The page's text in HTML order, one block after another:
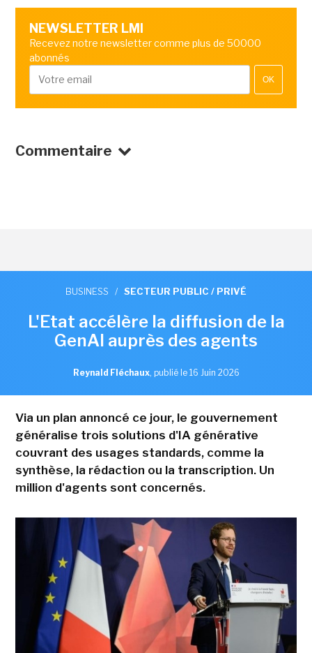
NEWSLETTER LMI
Recevez notre newsletter comme plus de 50000
abonnés
OK
Commentaire
BUSINESS / SECTEUR PUBLIC / PRIVÉ
L'Etat accélère la diffusion de la
GenAI auprès des agents
Reynald Fléchaux, publié le 16 Juin 2026
Via un plan annoncé ce jour, le gouvernement
généralise trois solutions d'IA générative
couvrant des usages standards, comme la
synthèse, la rédaction ou la transcription. Un
million d'agents sont concernés.